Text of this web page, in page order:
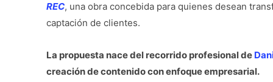
REC, una obra concebida para quienes desean
captación de clientes.
La propuesta nace del recorrido profesional de
creación de contenido con enfoque empresarial.